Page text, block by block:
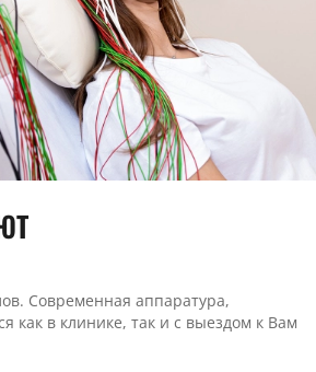
Современная аппаратура,
как в клинике, так и с выездом к Вам